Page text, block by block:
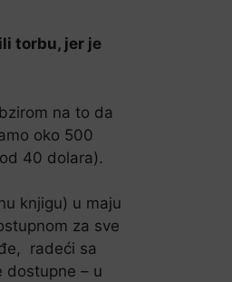
torbu, jer je
na to da
oko 500
40 dolara).
knjigu) u maju
za sve
radeći sa
dostupne – u